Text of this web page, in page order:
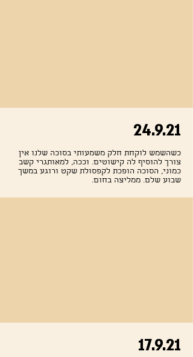
24.9.21
כשהשמש לוקחת חלק משמעותי בסוכה שלנו אין
צורך להוסיף לה קישוטים. וככה, למאותגרי קשב
כמוני, הסוכה הופכת לקפסולת שקט ורוגע במשך
שבוע שלם. ממליצה בחום.
17.9.21